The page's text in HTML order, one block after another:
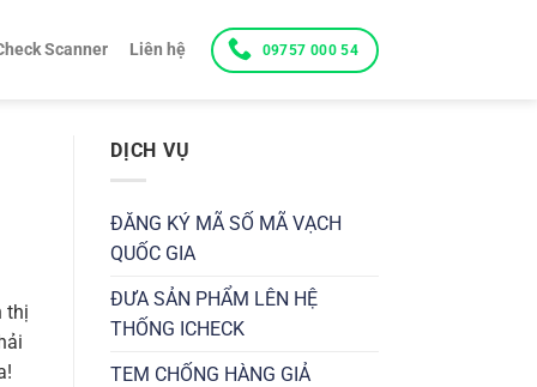
Scanner Liên hệ 09757 000 54
thị
DỊCH VỤ
ĐĂNG KÝ MÃ SỐ MÃ VẠCH
QUỐC GIA
ĐƯA SẢN PHẨM LÊN HỆ
THỐNG ICHECK
TEM CHỐNG HÀNG GIẢ